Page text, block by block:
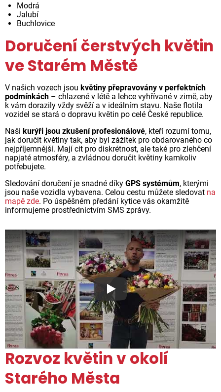
Modrá
Jalubí
Buchlovice
Doručení čerstvých květin
ve Starém Městě
V našich vozech jsou květiny přepravovány v perfektních
podmínkách – chlazené v létě a lehce vyhřívané v zimě, aby
k vám dorazily vždy svěží a v ideálním stavu. Naše flotila
vozidel se stará o dopravu květin po celé České republice.
Naši kurýři jsou zkušení profesionálové, kteří rozumí tomu,
jak doručit květiny tak, aby byl zážitek pro obdarovaného co
nejpříjemnější. Mají cit pro diskrétnost, ale také pro zlehčení
napjaté atmosféry, a zvládnou doručit květiny kamkoliv
potřebujete.
Sledování doručení je snadné díky GPS systémům, kterými
jsou naše vozidla vybavena. Celou cestu můžete sledovat na
mapě zde. Po úspěšném předání kytice vás okamžitě
informujeme prostřednictvím SMS zprávy.
Proč jsou květiny z Florea
Rozvoz květin v okolí
Starého Města